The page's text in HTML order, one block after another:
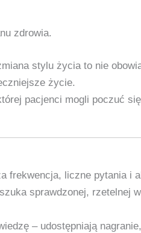
zdrowia.
stylu życia to nie
życie.
pacjenci mogli poczuć
frekwencja, liczne pytania i
sprawdzonej, rzetelnej
– udostępniają